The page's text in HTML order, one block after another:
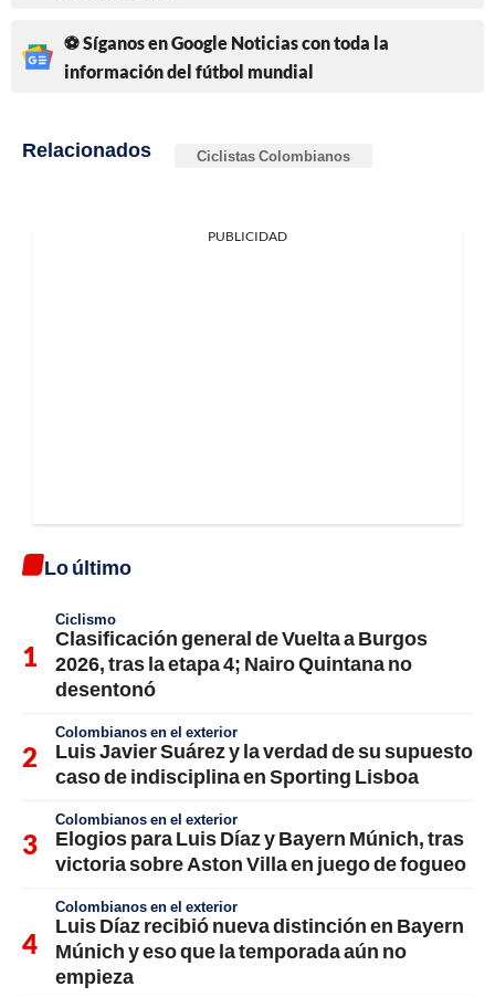
⚽ Síganos en Google Noticias con toda la
información del fútbol mundial
Relacionados Ciclistas Colombianos
PUBLICIDAD
Lo último
Ciclismo
Clasificación general de Vuelta a Burgos
2026, tras la etapa 4; Nairo Quintana no
desentonó
Colombianos en el exterior
Luis Javier Suárez y la verdad de su supuesto
caso de indisciplina en Sporting Lisboa
Colombianos en el exterior
Elogios para Luis Díaz y Bayern Múnich, tras
victoria sobre Aston Villa en juego de fogueo
Colombianos en el exterior
Luis Díaz recibió nueva distinción en Bayern
Múnich y eso que la temporada aún no
empieza